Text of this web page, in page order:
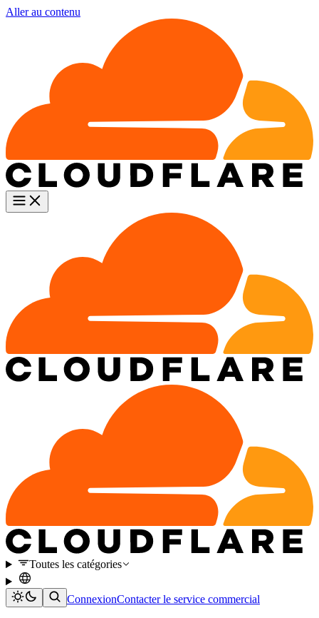
Aller au contenu
Toutes les catégories
ConnexionContacter le service commercial